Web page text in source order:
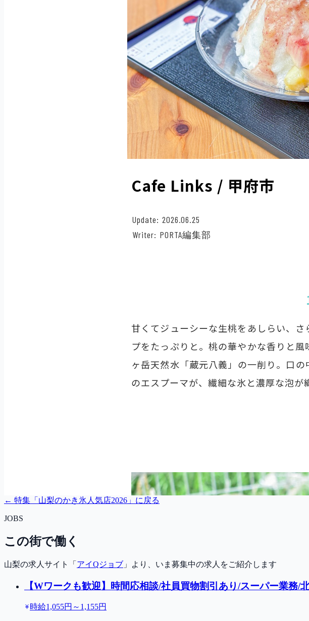
← 特集「 山梨のかき氷人気店2026 」に戻る
JOBS
この街で働く
山梨の求人サイト「 アイQジョブ 」より、いま募集中の求人をご紹介します
【Wワークも歓迎】時間応相談/社員買物割引あり/スーパー業務/
時給1,055円～1,155円